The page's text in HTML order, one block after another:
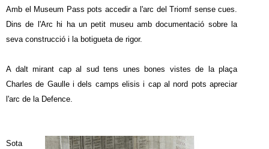
Amb el Museum Pass pots accedir a l'arc del Triomf sense cues.
Dins de l'Arc hi ha un petit museu amb documentació sobre la
seva construcció i la botigueta de rigor.
A dalt mirant cap al sud tens unes bones vistes de la plaça
Charles de Gaulle i dels camps elisis i cap al nord pots apreciar
l'arc de la Defence.
Sota